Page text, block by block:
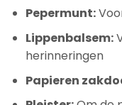
Pepermunt:
Lippenbalsem:
herinneringen
Papieren